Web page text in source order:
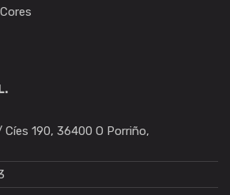
Cíes 190, 36400 O Porriño,